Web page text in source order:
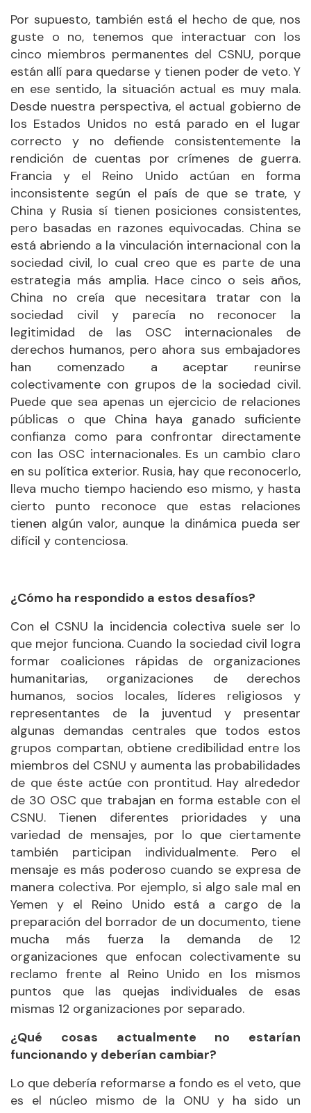
Por supuesto, también está el hecho de que, nos
guste o no, tenemos que interactuar con los
cinco miembros permanentes del CSNU, porque
están allí para quedarse y tienen poder de veto. Y
en ese sentido, la situación actual es muy mala.
Desde nuestra perspectiva, el actual gobierno de
los Estados Unidos no está parado en el lugar
correcto y no defiende consistentemente la
rendición de cuentas por crímenes de guerra.
Francia y el Reino Unido actúan en forma
inconsistente según el país de que se trate, y
China y Rusia sí tienen posiciones consistentes,
pero basadas en razones equivocadas. China se
está abriendo a la vinculación internacional con la
sociedad civil, lo cual creo que es parte de una
estrategia más amplia. Hace cinco o seis años,
China no creía que necesitara tratar con la
sociedad civil y parecía no reconocer la
legitimidad de las OSC internacionales de
derechos humanos, pero ahora sus embajadores
han comenzado a aceptar reunirse
colectivamente con grupos de la sociedad civil.
Puede que sea apenas un ejercicio de relaciones
públicas o que China haya ganado suficiente
confianza como para confrontar directamente
con las OSC internacionales. Es un cambio claro
en su política exterior. Rusia, hay que reconocerlo,
lleva mucho tiempo haciendo eso mismo, y hasta
cierto punto reconoce que estas relaciones
tienen algún valor, aunque la dinámica pueda ser
difícil y contenciosa.
¿Cómo ha respondido a estos desafíos?
Con el CSNU la incidencia colectiva suele ser lo
que mejor funciona. Cuando la sociedad civil logra
formar coaliciones rápidas de organizaciones
humanitarias, organizaciones de derechos
humanos, socios locales, líderes religiosos y
representantes de la juventud y presentar
algunas demandas centrales que todos estos
grupos compartan, obtiene credibilidad entre los
miembros del CSNU y aumenta las probabilidades
de que éste actúe con prontitud. Hay alrededor
de 30 OSC que trabajan en forma estable con el
CSNU. Tienen diferentes prioridades y una
variedad de mensajes, por lo que ciertamente
también participan individualmente. Pero el
mensaje es más poderoso cuando se expresa de
manera colectiva. Por ejemplo, si algo sale mal en
Yemen y el Reino Unido está a cargo de la
preparación del borrador de un documento, tiene
mucha más fuerza la demanda de 12
organizaciones que enfocan colectivamente su
reclamo frente al Reino Unido en los mismos
puntos que las quejas individuales de esas
mismas 12 organizaciones por separado.
¿Qué cosas actualmente no estarían
funcionando y deberían cambiar?
Lo que debería reformarse a fondo es el veto, que
es el núcleo mismo de la ONU y ha sido un